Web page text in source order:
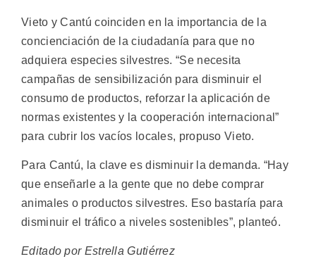
Vieto y Cantú coinciden en la importancia de la
concienciación de la ciudadanía para que no
adquiera especies silvestres. “Se necesita
campañas de sensibilización para disminuir el
consumo de productos, reforzar la aplicación de
normas existentes y la cooperación internacional”
para cubrir los vacíos locales, propuso Vieto.
Para Cantú, la clave es disminuir la demanda. “Hay
que enseñarle a la gente que no debe comprar
animales o productos silvestres. Eso bastaría para
disminuir el tráfico a niveles sostenibles”, planteó.
Editado por Estrella Gutiérrez